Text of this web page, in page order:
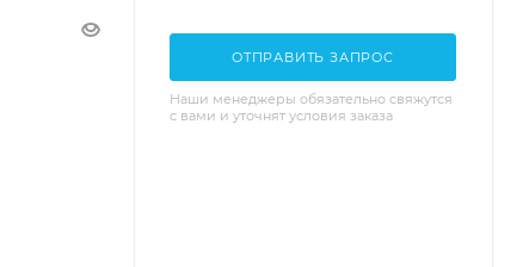
ОТПРАВИТЬ ЗАПРОС
Наши менеджеры обязательно свяжутся
с вами и уточнят условия заказа